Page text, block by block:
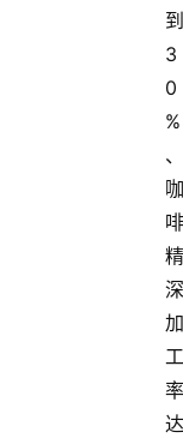
到
3
0
%
、
咖
啡
精
深
加
工
率
达